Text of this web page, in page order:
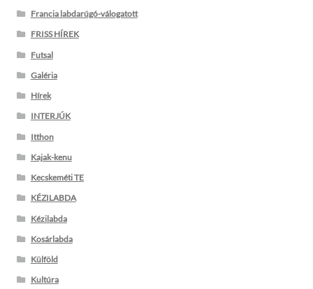
Francia labdarúgó-válogatott
FRISS HÍREK
Futsal
Galéria
Hírek
INTERJÚK
Itthon
Kajak-kenu
Kecskeméti TE
KÉZILABDA
Kézilabda
Kosárlabda
Külföld
Kultúra